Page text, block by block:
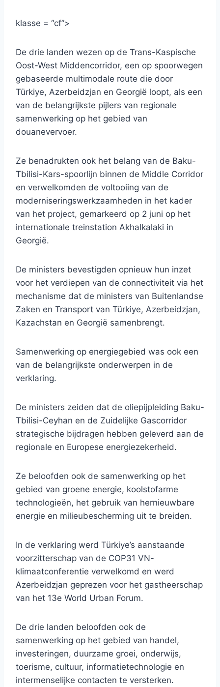
klasse = “cf”>
De drie landen wezen op de Trans-Kaspische
Oost-West Middencorridor, een op spoorwegen
gebaseerde multimodale route die door
Türkiye, Azerbeidzjan en Georgië loopt, als een
van de belangrijkste pijlers van regionale
samenwerking op het gebied van
douanevervoer.
Ze benadrukten ook het belang van de Baku-
Tbilisi-Kars-spoorlijn binnen de Middle Corridor
en verwelkomden de voltooiing van de
moderniseringswerkzaamheden in het kader
van het project, gemarkeerd op 2 juni op het
internationale treinstation Akhalkalaki in
Georgië.
De ministers bevestigden opnieuw hun inzet
voor het verdiepen van de connectiviteit via het
mechanisme dat de ministers van Buitenlandse
Zaken en Transport van Türkiye, Azerbeidzjan,
Kazachstan en Georgië samenbrengt.
Samenwerking op energiegebied was ook een
van de belangrijkste onderwerpen in de
verklaring.
De ministers zeiden dat de oliepijpleiding Baku-
Tbilisi-Ceyhan en de Zuidelijke Gascorridor
strategische bijdragen hebben geleverd aan de
regionale en Europese energiezekerheid.
Ze beloofden ook de samenwerking op het
gebied van groene energie, koolstofarme
technologieën, het gebruik van hernieuwbare
energie en milieubescherming uit te breiden.
In de verklaring werd Türkiye’s aanstaande
voorzitterschap van de COP31 VN-
klimaatconferentie verwelkomd en werd
Azerbeidzjan geprezen voor het gastheerschap
van het 13e World Urban Forum.
De drie landen beloofden ook de
samenwerking op het gebied van handel,
investeringen, duurzame groei, onderwijs,
toerisme, cultuur, informatietechnologie en
intermenselijke contacten te versterken.